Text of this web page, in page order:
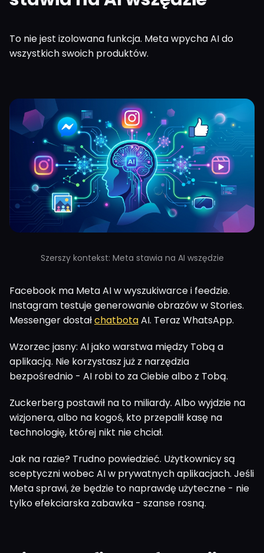
To nie jest izolowana funkcja. Meta wpycha AI do
wszystkich swoich produktów.
Szerszy kontekst: Meta stawia na AI wszędzie
Facebook ma Meta AI w wyszukiwarce i feedzie.
Instagram testuje generowanie obrazów w Stories.
Messenger dostałchatbotaAI. Teraz WhatsApp.
Wzorzec jasny: AI jako warstwa między Tobą a
aplikacją. Nie korzystasz już z narzędzia
bezpośrednio - AI robi to za Ciebie albo z Tobą.
Zuckerberg postawił na to miliardy. Albo wyjdzie na
wizjonera, albo na kogoś, kto przepalił kasę na
technologię, której nikt nie chciał.
Jak na razie? Trudno powiedzieć. Użytkownicy są
sceptyczni wobec AI w prywatnych aplikacjach. Jeśli
Meta sprawi, że będzie to naprawdę użyteczne - nie
tylko efekciarska zabawka - szanse rosną.